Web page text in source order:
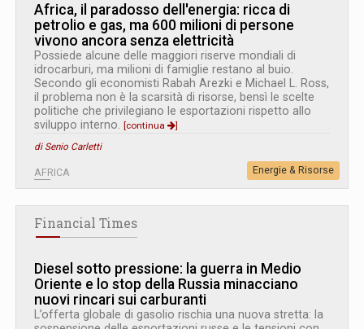
Africa, il paradosso dell'energia: ricca di
petrolio e gas, ma 600 milioni di persone
vivono ancora senza elettricità
Possiede alcune delle maggiori riserve mondiali di
idrocarburi, ma milioni di famiglie restano al buio.
Secondo gli economisti Rabah Arezki e Michael L. Ross,
il problema non è la scarsità di risorse, bensì le scelte
politiche che privilegiano le esportazioni rispetto allo
sviluppo interno. [continua
]
di Senio Carletti
AFRICA Energie & Risorse
Financial Times
Diesel sotto pressione: la guerra in Medio
Oriente e lo stop della Russia minacciano
nuovi rincari sui carburanti
L’offerta globale di gasolio rischia una nuova stretta: la